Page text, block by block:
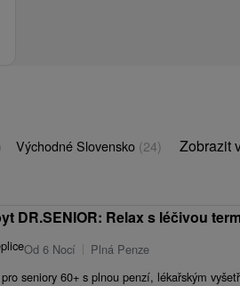
Východné Slovensko (24) Zobrazit
DR.SENIOR: Relax s léčivou
Od 6 Nocí
Plná Penze
seniory 60+ s plnou penzí, lékařským